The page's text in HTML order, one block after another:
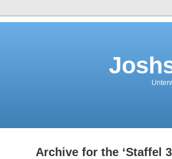
Archive for the ‘Staffel